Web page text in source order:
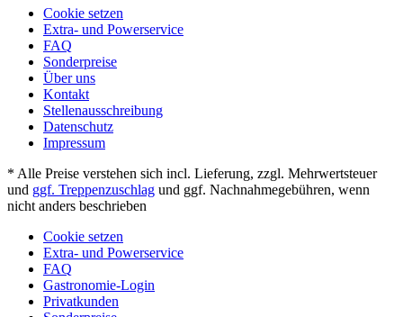
Cookie setzen
Extra- und Powerservice
FAQ
Sonderpreise
Über uns
Kontakt
Stellenausschreibung
Datenschutz
Impressum
* Alle Preise verstehen sich incl. Lieferung, zzgl. Mehrwertsteuer
und ggf. Treppenzuschlag und ggf. Nachnahmegebühren, wenn
nicht anders beschrieben
Cookie setzen
Extra- und Powerservice
FAQ
Gastronomie-Login
Privatkunden